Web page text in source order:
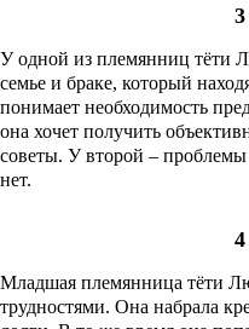
У одной из племянниц тёти
семье и браке, который
понимает необходимость
она хочет получить
советы. У второй –
нет.
Младшая племянница тёти
трудностями. Она набрала